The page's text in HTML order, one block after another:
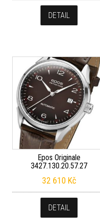
DETAIL
Epos Originale
3427.130.20.57.27
32 610 Kč
DETAIL